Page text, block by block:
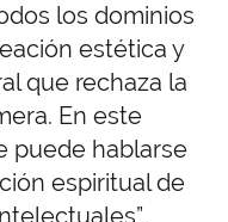
los dominios
estética y
que rechaza la
En este
puede hablarse
espiritual de